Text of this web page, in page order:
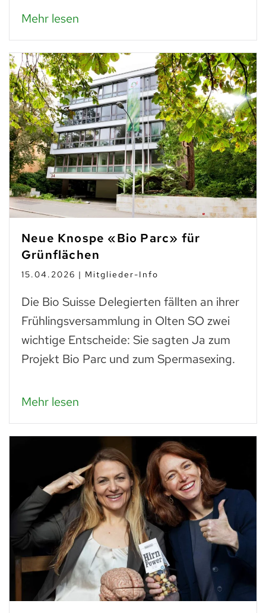
Mehr lesen
Neue Knospe «Bio Parc» für
Grünflächen
15.04.2026 | Mitglieder-Info
Die Bio Suisse Delegierten fällten an ihrer
Frühlingsversammlung in Olten SO zwei
wichtige Entscheide: Sie sagten Ja zum
Projekt Bio Parc und zum Spermasexing.
Mehr lesen